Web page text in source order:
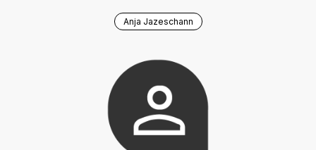
Anja Jazeschann